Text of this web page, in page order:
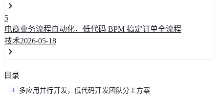
5
电商业务流程自动化，低代码 BPM 搞定订单全流程
技术2026-05-18
目录
1 多应用并行开发，低代码开发团队分工方案